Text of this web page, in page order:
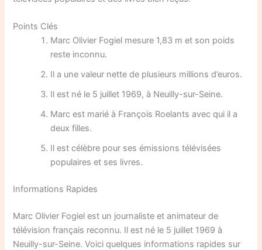
Points Clés
Marc Olivier Fogiel mesure 1,83 m et son poids
reste inconnu.
Il a une valeur nette de plusieurs millions d’euros.
Il est né le 5 juillet 1969, à Neuilly-sur-Seine.
Marc est marié à François Roelants avec qui il a
deux filles.
Il est célèbre pour ses émissions télévisées
populaires et ses livres.
Informations Rapides
Marc Olivier Fogiel est un journaliste et animateur de
télévision français reconnu. Il est né le 5 juillet 1969 à
Neuilly-sur-Seine. Voici quelques informations rapides sur